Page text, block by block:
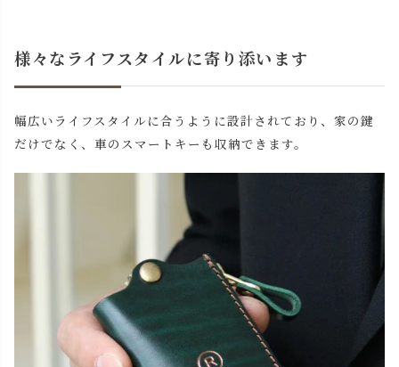
様々なライフスタイルに寄り添います
幅広いライフスタイルに合うように設計されており、家の鍵
だけでなく、車のスマートキーも収納できます。